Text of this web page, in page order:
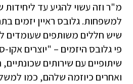
למשפחות. גלובס ראיין יזמים
שיש חללים משותפים שעומדים
פי גלובס היזמים – "יוצרים
שיתופיים עם שירותים
ואחרים כיוזמה שלהם, כמו